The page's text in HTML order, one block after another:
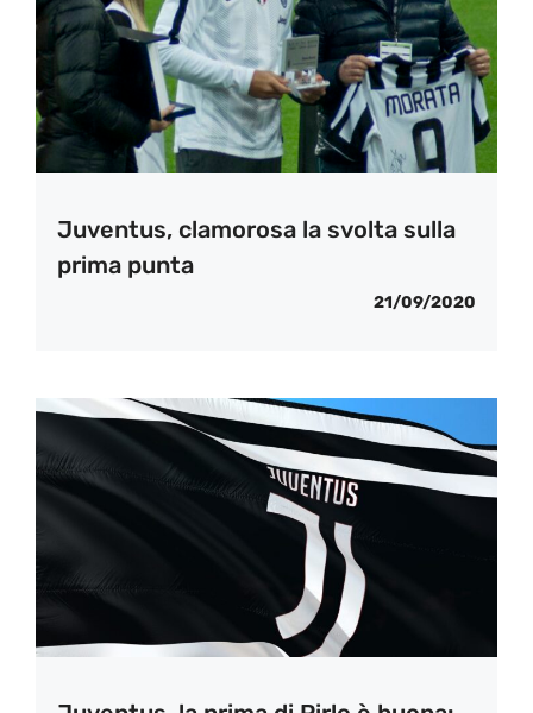
Juventus, clamorosa la svolta sulla
prima punta
21/09/2020